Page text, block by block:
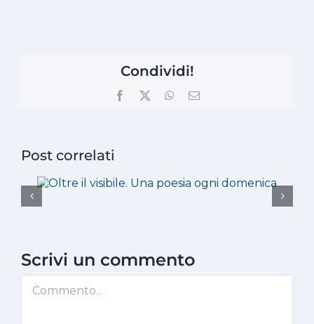
Condividi!
Facebook WhatsApp
Email
Post correlati
Scrivi un commento
Commento